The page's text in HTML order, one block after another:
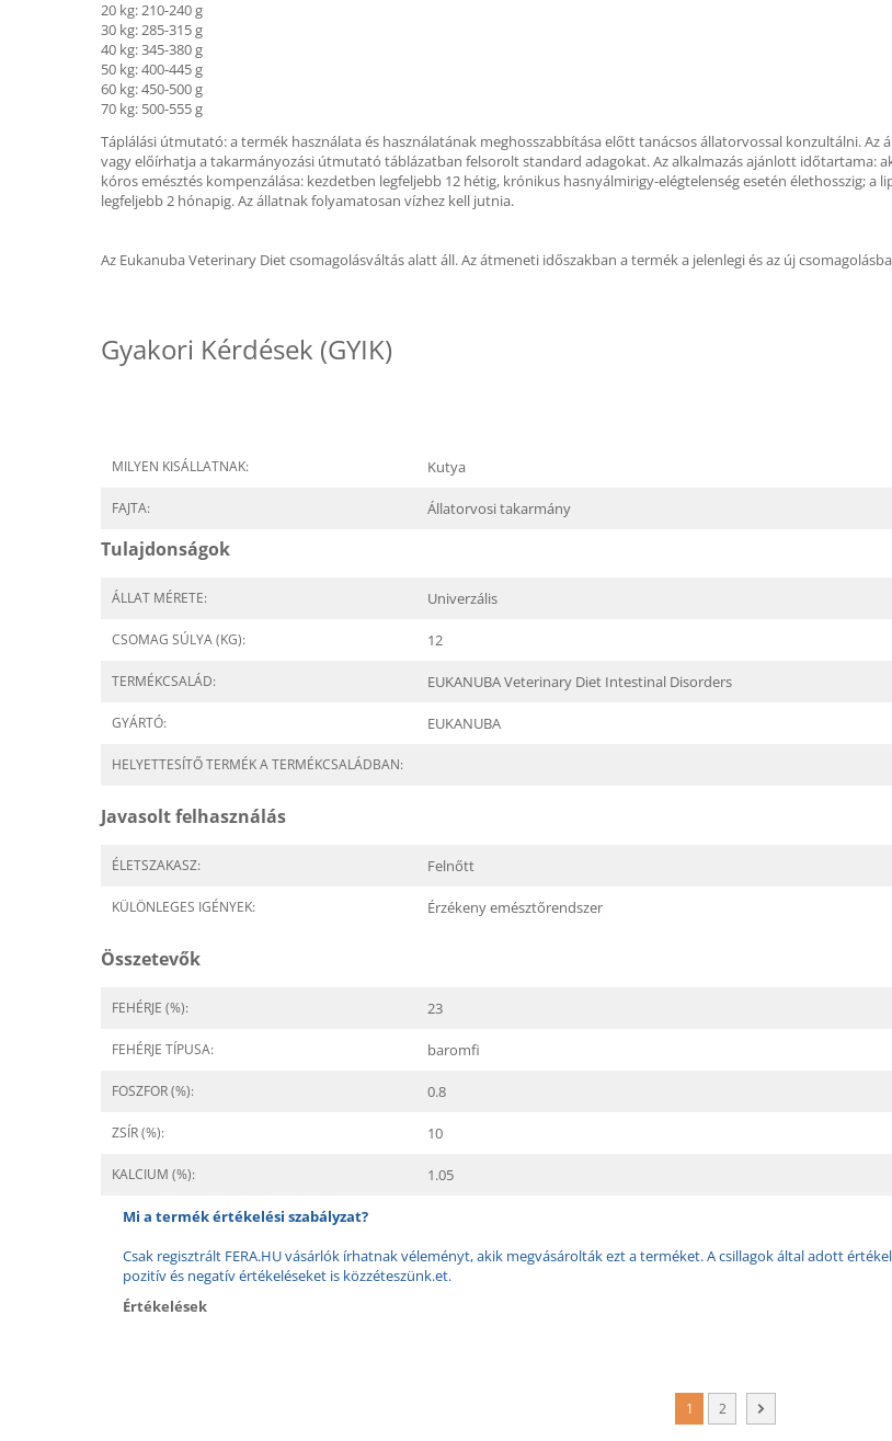
20 kg: 210-240 g
30 kg: 285-315 g
40 kg: 345-380 g
50 kg: 400-445 g
60 kg: 450-500 g
70 kg: 500-555 g
Táplálási útmutató: a termék használata és használatának meghosszabbítása előtt tanácsos állatorvossal konzultálni.
vagy előírhatja a takarmányozási útmutató táblázatban felsorolt standard adagokat. Az alkalmazás ajánlott időtartama:
kóros emésztés kompenzálása: kezdetben legfeljebb 12 hétig, krónikus hasnyálmirigy-elégtelenség esetén élethosszig; a
legfeljebb 2 hónapig. Az állatnak folyamatosan vízhez kell jutnia.
Az Eukanuba Veterinary Diet csomagolásváltás alatt áll. Az átmeneti időszakban a termék a jelenlegi és az új
Gyakori Kérdések (GYIK)
MILYEN KISÁLLATNAK: Kutya
FAJTA: Állatorvosi takarmány
Tulajdonságok
ÁLLAT MÉRETE: Univerzális
CSOMAG SÚLYA (KG): 12
TERMÉKCSALÁD: EUKANUBA Veterinary Diet Intestinal Disorders
GYÁRTÓ: EUKANUBA
HELYETTESÍTŐ TERMÉK A TERMÉKCSALÁDBAN:
Javasolt felhasználás
ÉLETSZAKASZ: Felnőtt
KÜLÖNLEGES IGÉNYEK: Érzékeny emésztőrendszer
Összetevők
FEHÉRJE (%): 23
FEHÉRJE TÍPUSA: baromfi
FOSZFOR (%): 0.8
ZSÍR (%): 10
KALCIUM (%): 1.05
Mi a termék értékelési szabályzat?
Csak regisztrált FERA.HU vásárlók írhatnak véleményt, akik megvásárolták ezt a terméket. A csillagok által adott
pozitív és negatív értékeléseket is közzéteszünk.et.
Értékelések
1 2